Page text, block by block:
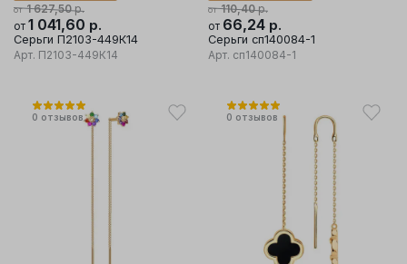
от 1 627,50р.
от 1 041,60 р.
Серьги П2103-449К14
Арт. П2103-449К14
от 110,40р.
от 66,24 р.
Серьги сп140084-1
Арт. сп140084-1
0 отзывов 0 отзывов